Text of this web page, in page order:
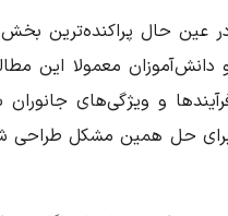
عین حال پراکنده‌ترین
معمولا این
فرآیندها و ویژگی‌های
برای حل همین مشکل